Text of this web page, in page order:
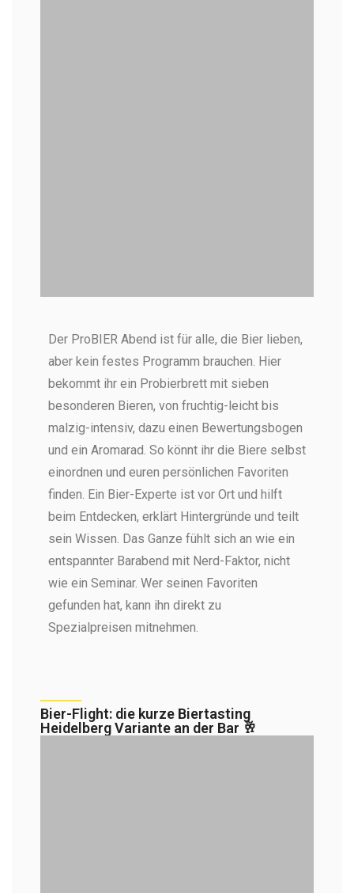
Bierprobe in Heidelberg
Der Biermeter fürs Biertasting in Heidelberg (Foto:
Der ProBIER Abend ist für alle, die Bier lieben,
aber kein festes Programm brauchen. Hier
bekommt ihr ein Probierbrett mit sieben
besonderen Bieren, von fruchtig-leicht bis
malzig-intensiv, dazu einen Bewertungsbogen
und ein Aromarad. So könnt ihr die Biere selbst
einordnen und euren persönlichen Favoriten
finden. Ein Bier-Experte ist vor Ort und hilft
beim Entdecken, erklärt Hintergründe und teilt
sein Wissen. Das Ganze fühlt sich an wie ein
entspannter Barabend mit Nerd-Faktor, nicht
wie ein Seminar. Wer seinen Favoriten
gefunden hat, kann ihn direkt zu
Spezialpreisen mitnehmen.
Bier-Flight: die kurze Biertasting
Heidelberg Variante an der Bar 🥂